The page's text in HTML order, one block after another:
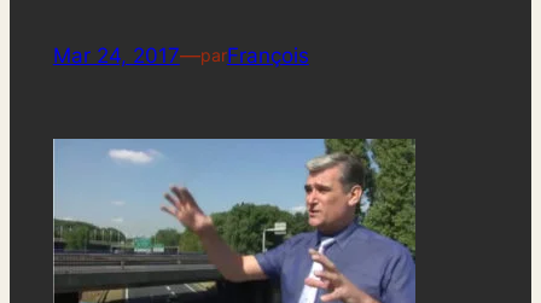
Mar 24, 2017—parFrançois